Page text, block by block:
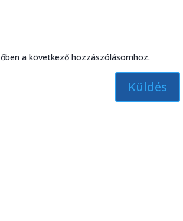
a következő hozzászólásomhoz.